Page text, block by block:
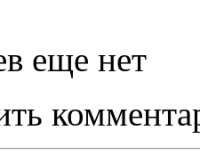
еще нет